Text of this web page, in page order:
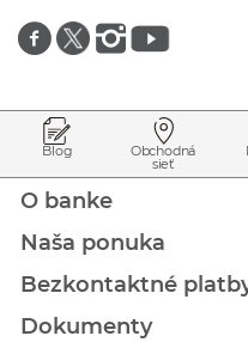
Znajdź nas na facebooku
Znajdź nas na twitterze
Znajdź nas na instagramie
Znajdź nas na youtube
Blog Obchodná
sieť
O banke
Naša ponuka
Bezkontaktné
Dokumenty